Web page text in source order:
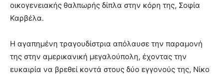
οικογενειακής θαλπωρής δίπλα στην κόρη της, Σοφία
Καρβέλα.
Η αγαπημένη τραγουδίστρια απόλαυσε την παραμονή
της στην αμερικανική μεγαλούπολη, έχοντας την
ευκαιρία να βρεθεί κοντά στους δύο εγγονούς της, Νίκο